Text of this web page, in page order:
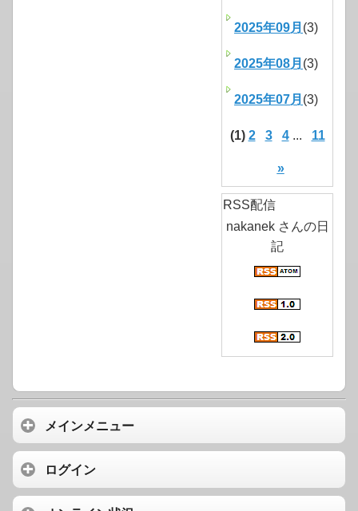
2025年09月 (3)
2025年08月 (3)
2025年07月 (3)
(1) 2 3 4... 11
»
RSS配信
nakanek さんの日
記
メインメニュー
ログイン